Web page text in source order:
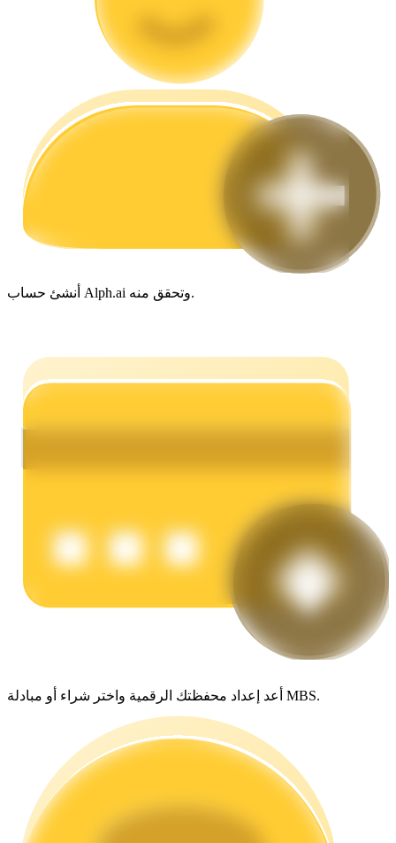
مرشد
دليل المبتدئين للعقود الآجلة
خنزير الطاقة
احصل على مكافآت تنافسية يوميًا
أنشئ حساب Alph.ai وتحقق منه.
أعد إعداد محفظتك الرقمية واختر شراء أو مبادلة MBS.